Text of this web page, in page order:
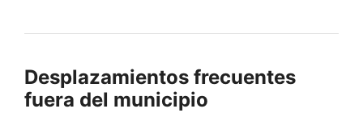
Desplazamientos frecuentes
fuera del municipio